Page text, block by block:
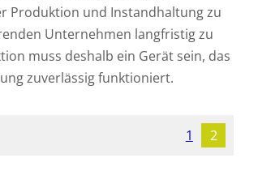
Produktion und Instandhaltung zu
Unternehmen langfristig zu
muss deshalb ein Gerät sein, das
zuverlässig funktioniert.
1 2